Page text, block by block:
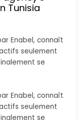
Tunisia
Enabel, connaît
seulement
se
Enabel, connaît
seulement
se